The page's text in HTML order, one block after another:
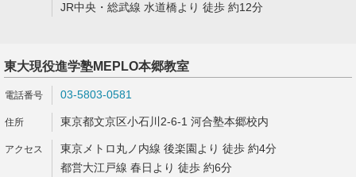
JR中央・総武線 水道橋より 徒歩 約12分
東大現役進学塾MEPLO本郷教室
03-5803-0581
東京都文京区小石川2-6-1 河合塾本郷校内
東京メトロ丸ノ内線 後楽園より 徒歩 約4分
都営大江戸線 春日より 徒歩 約6分